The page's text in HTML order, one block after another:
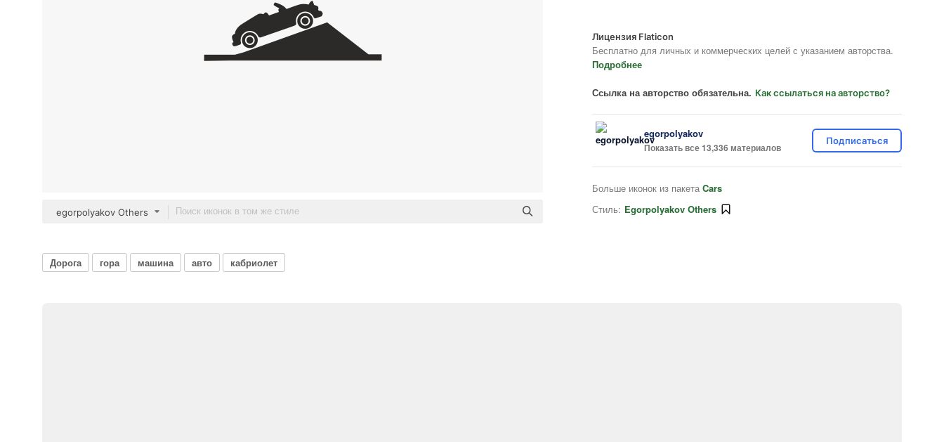
egorpolyakov Others
Лицензия Flaticon
Бесплатно для личных и коммерческих целей с указанием авторства.
Подробнее
Ссылка на авторство обязательна. Как ссылаться на авторство?
egorpolyakov
Показать все 13,336 материалов
Подписаться
Больше иконок из пакета Cars
Стиль: Egorpolyakov Others
Дорога гора машина авто кабриолет